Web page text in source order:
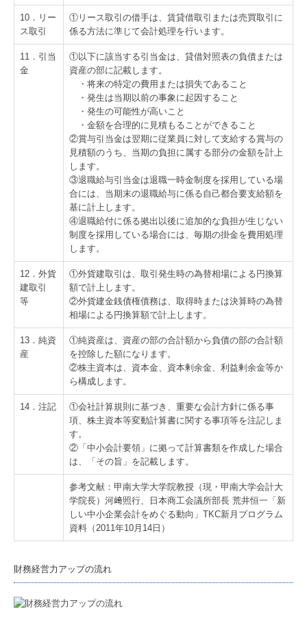
10．リー
ス取引
①リース取引の借手は、賃貸借取引または売買取引に
係る方法に準じて会計処理を行います。
11．引当
金
①以下に該当する引当金は、貸借対照表の負債または
資産の部に記載します。
・将来の特定の費用または損失であること
・発生は当期以前の事象に起因すること
・発生の可能性が高いこと
・金額を合理的に見積もることができること
②賞与引当金は翌期に従業員に対して支給する賞与の
見積額のうち、当期の負担に属する部分の金額を計上
します。
③退職給与引当金は退職一時金制度を採用している場
合には、当期末の退職給与に係る自己都合要支給額を
基に計上します。
④退職給付に係る拠出以後に追加的な負担が生じない
制度を採用している場合には、毎期の掛金を費用処理
します。
12．外貨
建取引
等
①外貨建取引は、取引発生時の為替相場による円換算
額で計上します。
②外貨建金銭債権債務は、取得時または決算時の為替
相場による円換算額で計上します。
13．純資
産
①純資産は、資産の部の合計額から負債の部の合計額
を控除した額になります。
②株主資本は、資本金、資本剰余金、利益剰余金等か
ら構成します。
14．注記
①会社計算規則に基づき、重要な会計方針に係る事
項、株主資本等変動計算書に関する事項等を注記しま
す。
②「中小会計要領」に拠って計算書類を作成した場合
は、「その旨」を記載します。
参考文献：甲南大学大学院教授（現・甲南大学会計大
学院長）河﨑照行、日本商工会議所部長 荒井恒一「新
しい中小企業会計をめぐる動向」TKC新月プログラム
資料（2011年10月14日）
財務経営力アップの流れ